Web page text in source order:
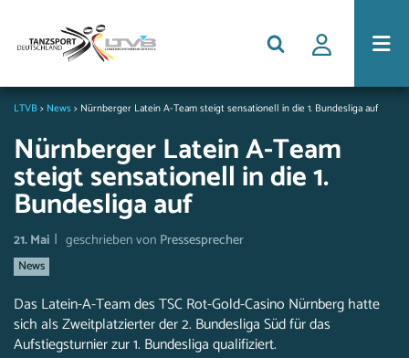
LTVB> News> Nürnberger Latein A-Team steigt sensationell in die 1. Bundesliga auf
Nürnberger Latein A-Team
steigt sensationell in die 1.
Bundesliga auf
21. Mai | geschrieben von Pressesprecher
News
Das Latein-A-Team des TSC Rot-Gold-Casino Nürnberg hatte
sich als Zweitplatzierter der 2. Bundesliga Süd für das
Aufstiegsturnier zur 1. Bundesliga qualifiziert.